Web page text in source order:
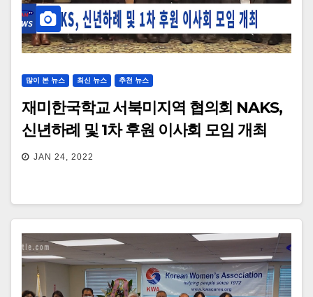
많이 본 뉴스 최신 뉴스 추천 뉴스
재미한국학교 서북미지역 협의회 NAKS,
신년하례 및 1차 후원 이사회 모임 개최
JAN 24, 2022